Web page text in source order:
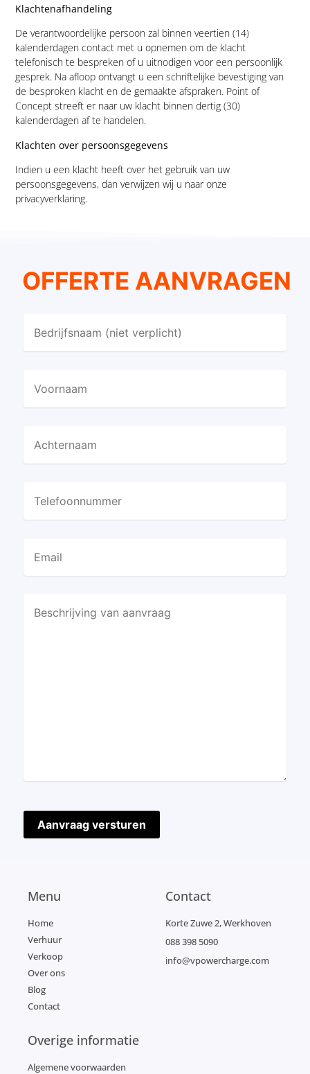
Klachtenafhandeling
De verantwoordelijke persoon zal binnen veertien (14)
kalenderdagen contact met u opnemen om de klacht
telefonisch te bespreken of u uitnodigen voor een persoonlijk
gesprek. Na afloop ontvangt u een schriftelijke bevestiging van
de besproken klacht en de gemaakte afspraken. Point of
Concept streeft er naar uw klacht binnen dertig (30)
kalenderdagen af te handelen.
Klachten over persoonsgegevens
Indien u een klacht heeft over het gebruik van uw
persoonsgegevens, dan verwijzen wij u naar onze
privacyverklaring.
OFFERTE AANVRAGEN
Menu
Home
Verhuur
Verkoop
Over ons
Blog
Contact
Contact
Korte Zuwe 2, Werkhoven
088 398 5090
info@vpowercharge.com
Overige informatie
Algemene voorwaarden